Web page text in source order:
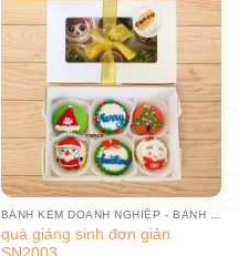
BÁNH KEM DOANH NGHIỆP - BÁNH SINH NHẬT CÔNG TY
quà giáng sinh đơn giản